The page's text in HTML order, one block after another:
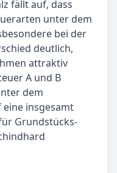
fällt auf, dass
unter dem
bei der
deutlich,
attraktiv
A und B
dem
insgesamt
Grundstücks-